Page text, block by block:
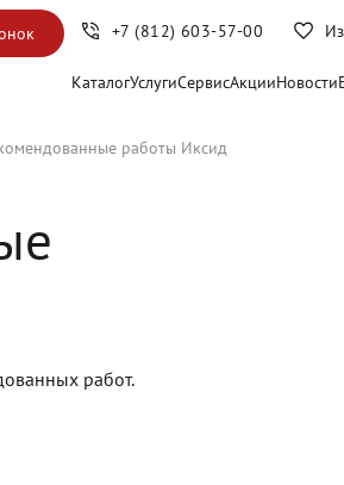
КаталогУслугиСервисАкцииНовости
+7 (812) 603-57-00
работы Иксид
работ.